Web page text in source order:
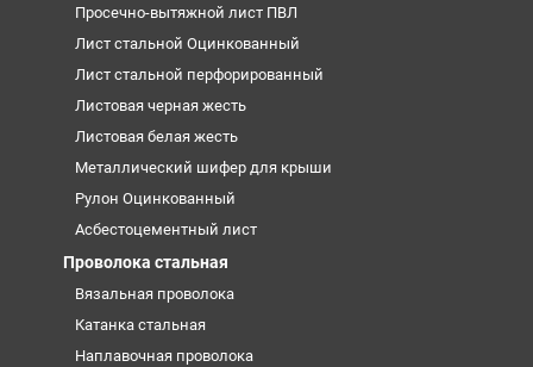
Просечно-вытяжной лист ПВЛ
Лист стальной Оцинкованный
Лист стальной перфорированный
Листовая черная жесть
Листовая белая жесть
Металлический шифер для крыши
Рулон Оцинкованный
Асбестоцементный лист
Проволока стальная
Вязальная проволока
Катанка стальная
Наплавочная проволока